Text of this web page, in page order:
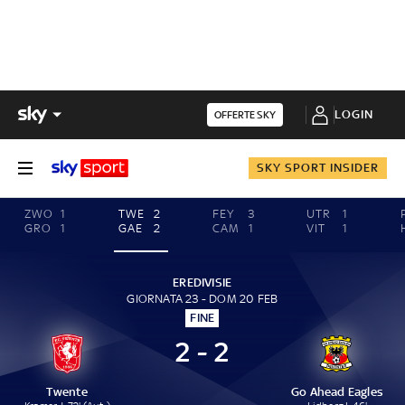
OFFERTE SKY LOGIN
SKY SPORT INSIDER
ZWO
1
GRO
1
TWE
2
GAE
2
FEY
3
CAM
1
UTR
1
VIT
1
EREDIVISIE
GIORNATA 23 - DOM 20 FEB
FINE
Twente
2 - 2
Go Ahead Eagles